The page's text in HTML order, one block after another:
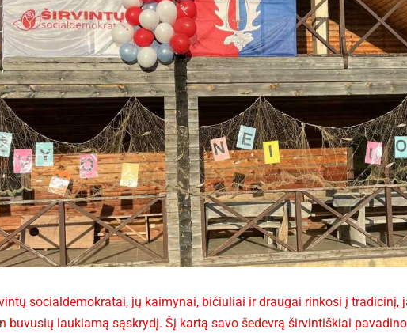
socialdemokratai, jų kaimynai, bičiuliai ir draugai rinkosi į tradicinį,
buvusių laukiamą sąskrydį. Šį kartą savo šedevrą širvintiškiai pavadino